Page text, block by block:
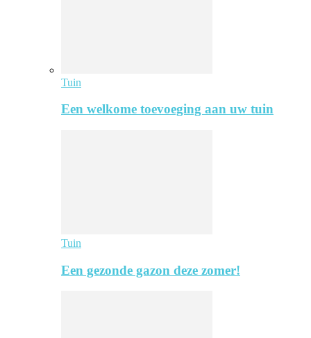
Tuin
Een welkome toevoeging aan uw tuin
Tuin
Een gezonde gazon deze zomer!